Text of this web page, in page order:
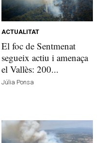
ACTUALITAT
El foc de Sentmenat
segueix actiu i amenaça
el Vallès: 200...
Júlia Ponsa